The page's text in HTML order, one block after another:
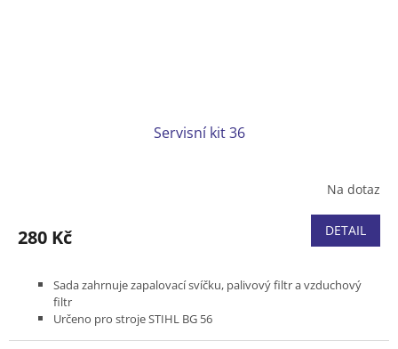
Servisní kit 36
Na dotaz
280 Kč DETAIL
Sada zahrnuje zapalovací svíčku, palivový filtr a vzduchový
filtr
Určeno pro stroje STIHL BG 56